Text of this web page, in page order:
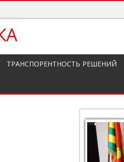
ТРАНСПОРЕНТНОСТЬ РЕШЕНИЙ